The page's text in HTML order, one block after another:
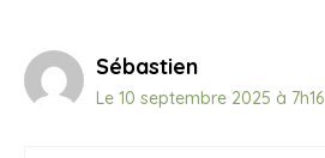
Sébastien
Le 10 septembre 2025 à 7h16